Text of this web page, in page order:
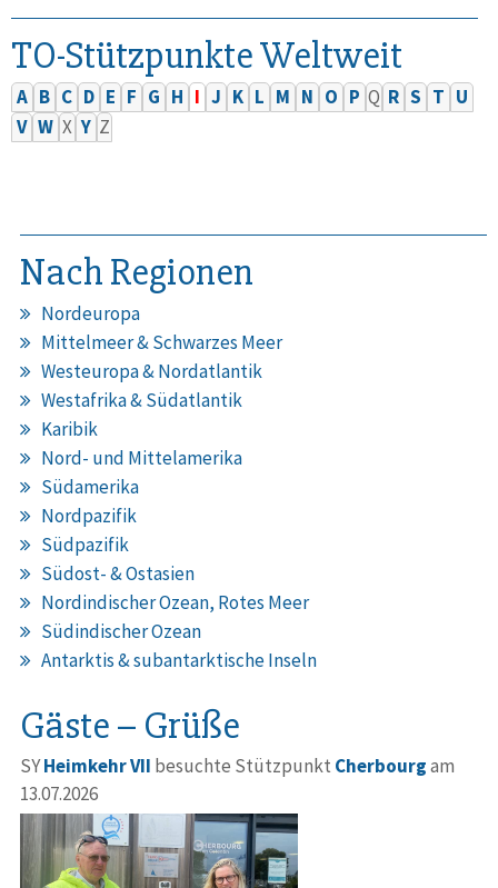
TO-Stützpunkte Weltweit
A B C D E F G H I J K L M N O P Q R S T U
V W X Y Z
Nach Regionen
Nordeuropa
Mittelmeer & Schwarzes Meer
Westeuropa & Nordatlantik
Westafrika & Südatlantik
Karibik
Nord- und Mittelamerika
Südamerika
Nordpazifik
Südpazifik
Südost- & Ostasien
Nordindischer Ozean, Rotes Meer
Südindischer Ozean
Antarktis & subantarktische Inseln
Gäste – Grüße
SYHeimkehr VII besuchte Stützpunkt Cherbourgam
13.07.2026